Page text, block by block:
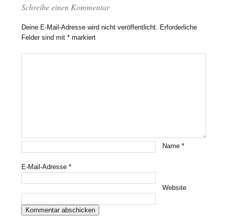
Schreibe einen Kommentar
Deine E-Mail-Adresse wird nicht veröffentlicht. Erforderliche
Felder sind mit* markiert
Name*
E-Mail-Adresse*
Website